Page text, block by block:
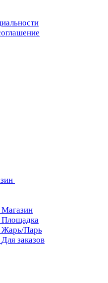
Магазин
Площадка
Жарь/Парь
Для заказов